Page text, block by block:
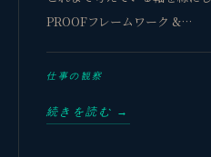
PROOFフレームワーク &…
仕事の観察
続きを読む →